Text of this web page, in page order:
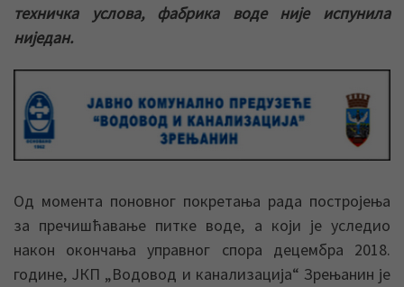
техничка услова, фабрика воде није испунила
ниједан.
Од момента поновног покретања рада постројења
за пречишћавање питке воде, а који је уследио
након окончања управног спора децембра 2018.
године, ЈКП „Водовод и канализација“ Зрењанин је